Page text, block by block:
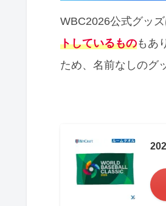
WBC2026公式グッズ
トしているものもあ
ため、名前なしのグ